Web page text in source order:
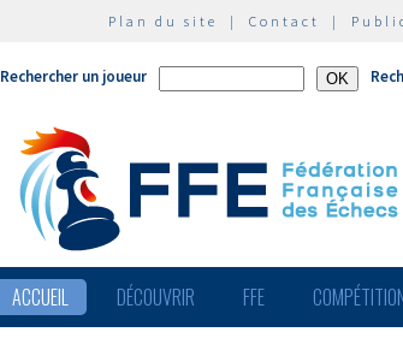
Plan du site | Contact |
Rechercher un joueur
ACCUEIL DÉCOUVRIR FFE